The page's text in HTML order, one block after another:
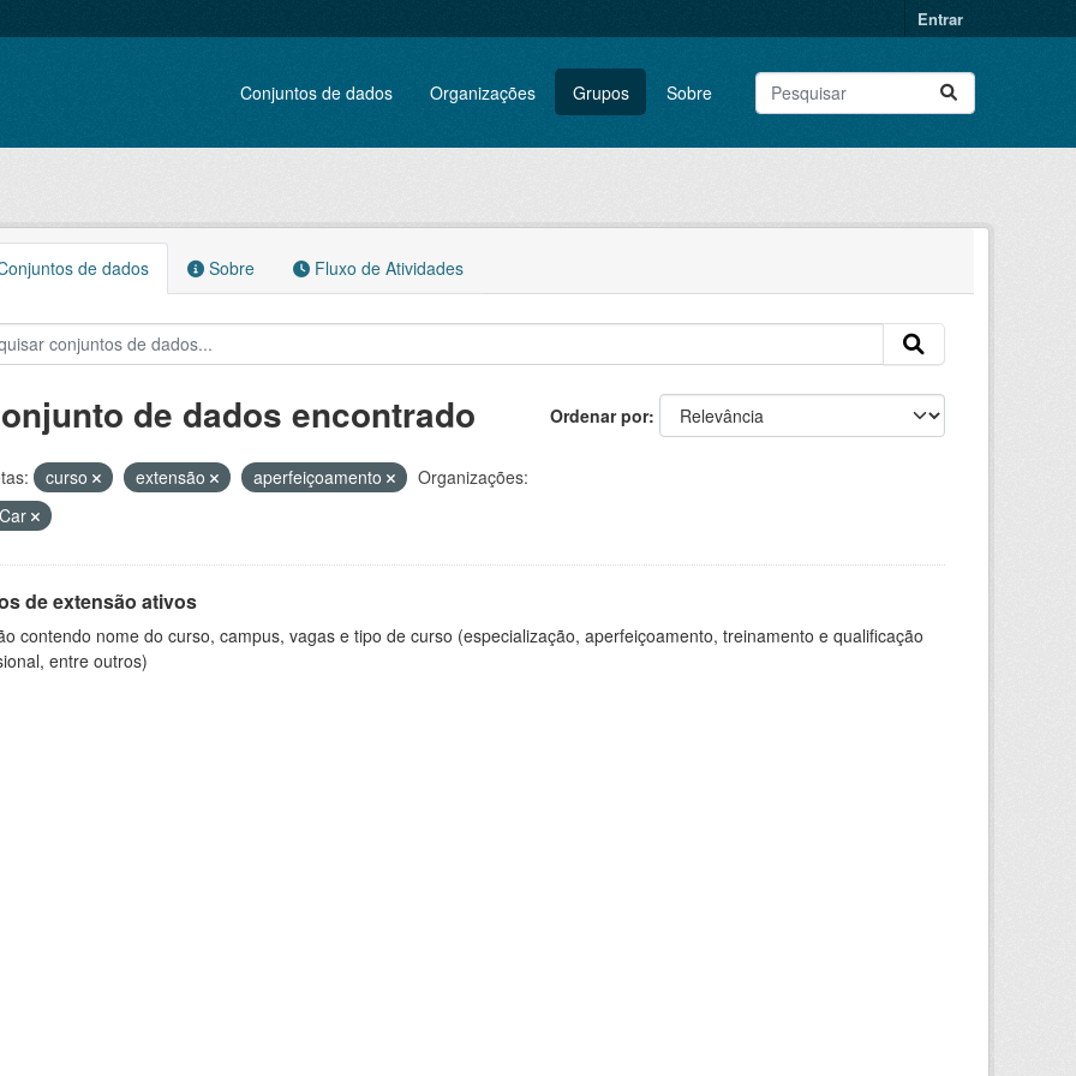
Entrar
Conjuntos de dados Organizações Grupos Sobre
de dados Sobre Fluxo de Atividades
Ordenar por
de dados encontrado
curso extensão aperfeiçoamento
Organizações:
de extensão ativos
contendo nome do curso, campus, vagas e tipo de curso (especialização, aperfeiçoamento, treinamento e qualificação
entre outros)